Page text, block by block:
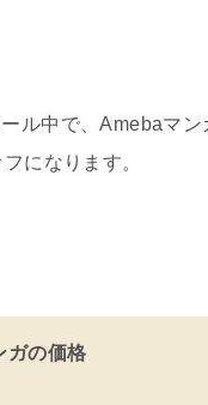
ル中で、Amebaマン
になります。
ガの価格